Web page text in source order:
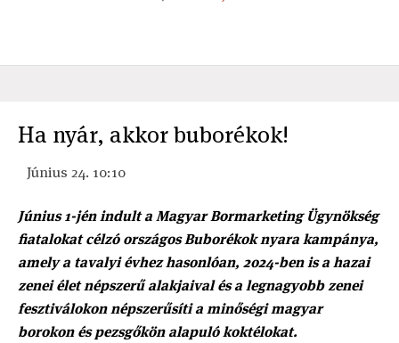
Ha nyár, akkor buborékok!
Június 24. 10:10
Június 1-jén indult a Magyar Bormarketing Ügynökség
fiatalokat célzó országos Buborékok nyara kampánya,
amely a tavalyi évhez hasonlóan, 2024-ben is a hazai
zenei élet népszerű alakjaival és a legnagyobb zenei
fesztiválokon népszerűsíti a minőségi magyar
borokon és pezsgőkön alapuló koktélokat.